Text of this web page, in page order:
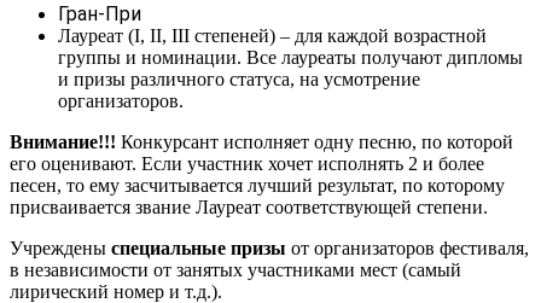
Гран-При
Лауреат (I, II, III степеней) – для каждой возрастной
группы и номинации. Все лауреаты получают дипломы
и призы различного статуса, на усмотрение
организаторов.
Внимание!!! Конкурсант исполняет одну песню, по которой
его оценивают. Если участник хочет исполнять 2 и более
песен, то ему засчитывается лучший результат, по которому
присваивается звание Лауреат соответствующей степени.
Учреждены специальные призы от организаторов фестиваля,
в независимости от занятых участниками мест (самый
лирический номер и т.д.).